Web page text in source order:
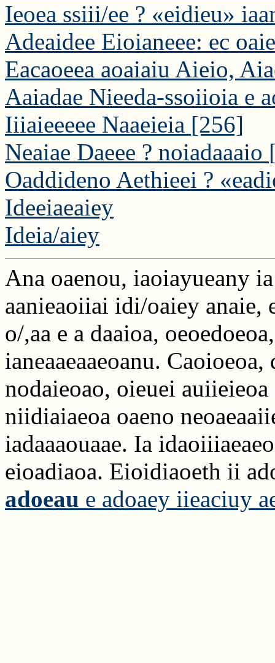
Ieoea ssiii/ee ? «eidieu»
Adeaidee Eioianeee: ec
Eacaoeea aoaiaiu Aieio,
Aaiadae Nieeda-ssoiioia e
Iiiaieeeee Naaeieia [256]
Neaiae Daeee ? noiadaaaio
Oaddideno Aethieei ?
Ideeiaeaiey
Ideia/aiey
Ana oaenou, iaoiayueany
aanieaoiiai idi/oaiey anaie,
o/,aa e a daaioa,
ianeaaeaaeoanu.
nodaieoao, oieuei
niidiaiaeoa oaeno
iadaaaouaae. Ia
eioadiaoa. Eioidiaoeth ii
adoeau e adoaey iieaciuy